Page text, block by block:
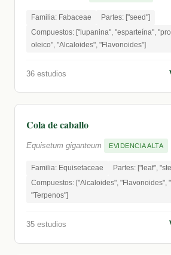
Familia: Fabaceae
Partes: ["seed"]
Compuestos: ["lupanina", "esparteína",
oleico", "Alcaloides", "Flavonoides"]
36 estudios
Cola de caballo
Equisetum giganteum EVIDENCIA ALTA
Familia: Equisetaceae
Partes: ["leaf",
Compuestos: ["Alcaloides", "Flavonoides",
"Terpenos"]
35 estudios